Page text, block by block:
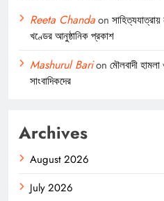
Reeta Chandaon
খণ্ডের আনুষ্ঠানিক প্রকাশ
Mashurul Barion মৌলবাদী
সাংবাদিকদের
Archives
August 2026
July 2026